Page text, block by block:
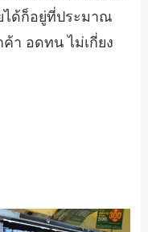
ได้ก็อยู่ที่ประมาณ
า อดทน ไม่เกี่ยง